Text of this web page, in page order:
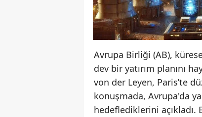
Avrupa Birliği (AB),
dev bir yatırım planını
von der Leyen, Paris’te
konuşmada, Avrupa'da
hedeflediklerini açıkladı.